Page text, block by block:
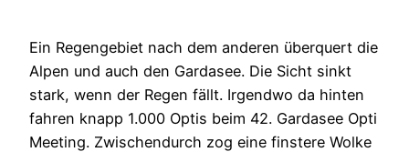
Ein Regengebiet nach dem anderen überquert die
Alpen und auch den Gardasee. Die Sicht sinkt
stark, wenn der Regen fällt. Irgendwo da hinten
fahren knapp 1.000 Optis beim 42. Gardasee Opti
Meeting. Zwischendurch zog eine finstere Wolke